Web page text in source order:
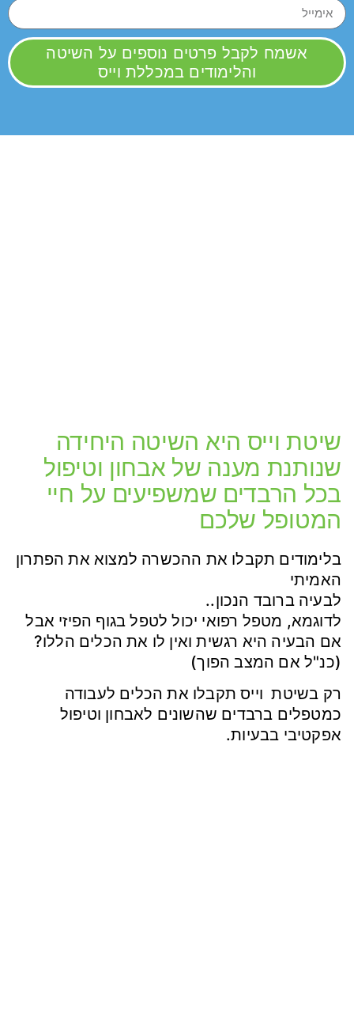
אשמח לקבל פרטים נוספים על השיטה
והלימודים במכללת וייס
שיטת וייס היא השיטה היחידה
שנותנת מענה של אבחון וטיפול
בכל הרבדים שמשפיעים על חיי
המטופל שלכם
בלימודים תקבלו את ההכשרה למצוא את הפתרון
האמיתי
לבעיה ברובד הנכון..
לדוגמא, מטפל רפואי יכול לטפל בגוף הפיזי אבל
אם הבעיה היא רגשית ואין לו את הכלים הללו?
(כנ"ל אם המצב הפוך)
רק בשיטת וייס תקבלו את הכלים לעבודה
כמטפלים ברבדים שהשונים לאבחון וטיפול
אפקטיבי בבעיות.